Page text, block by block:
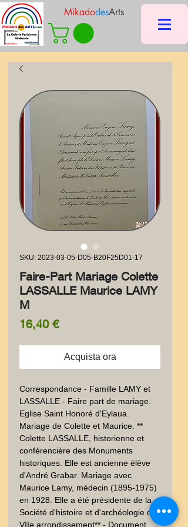
MikadodesArts
SKU: 2023-03-05-D05-B20F25D01-17
Faire-Part Mariage Colette
LASSALLE Maurice LAMY
M
16,40 €Prezzo
Acquista ora
Correspondance - Famille LAMY et
LASSALLE - Faire part de mariage.
Eglise Saint Honoré d'Eylaua.
Mariage de Colette et Maurice. **
Colette LASSALLE, historienne et
conférencière des Monuments
historiques. Elle est ancienne élève
d'André Grabar. Mariage avec
Maurice Lamy, médecin (1895-1975)
en 1928. Elle a été présidente de la
Société d'histoire et d'archéologie du
VIIe arrondissement** - Document